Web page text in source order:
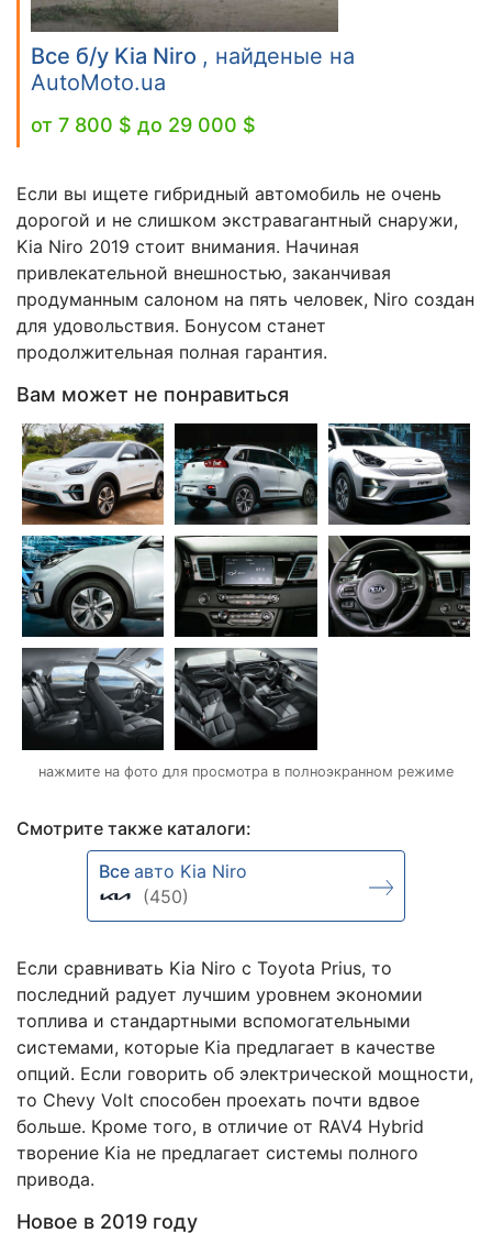
Все б/у Kia Niro , найденые на
AutoMoto.ua
от 7 800 $ до 29 000 $
Если вы ищете гибридный автомобиль не очень
дорогой и не слишком экстравагантный снаружи,
Kia Niro 2019 стоит внимания. Начиная
привлекательной внешностью, заканчивая
продуманным салоном на пять человек, Niro создан
для удовольствия. Бонусом станет
продолжительная полная гарантия.
Вам может не понравиться
нажмите на фото для просмотра в полноэкранном режиме
Смотрите также каталоги:
Все авто Kia Niro
(450)
Если сравнивать Kia Niro с Toyota Prius, то
последний радует лучшим уровнем экономии
топлива и стандартными вспомогательными
системами, которые Kia предлагает в качестве
опций. Если говорить об электрической мощности,
то Chevy Volt способен проехать почти вдвое
больше. Кроме того, в отличие от RAV4 Hybrid
творение Kia не предлагает системы полного
привода.
Новое в 2019 году